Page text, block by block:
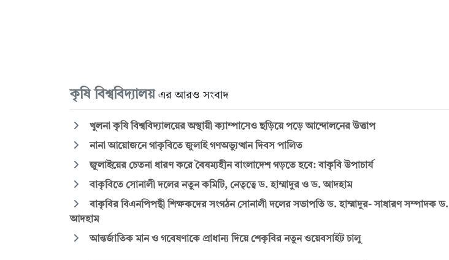
কৃষি বিশ্ববিদ্যালয় এর আরও সংবাদ
খুলনা কৃষি বিশ্ববিদ্যালয়ের অস্থায়ী ক্যাম্পাসেও ছড়িয়ে পড়ে আন্দোলনের উত্তাপ
নানা আয়োজনে গাকৃবিতে জুলাই গণঅভ্যুত্থান দিবস পালিত
জুলাইয়ের চেতনা ধারণ করে বৈষম্যহীন বাংলাদেশ গড়তে হবে: বাকৃবি উপাচার্য
বাকৃবিতে সোনালী দলের নতুন কমিটি, নেতৃত্বে ড. হাম্মাদুর ও ড. আদহাম
বাকৃবির বিএনপিপন্থী শিক্ষকদের সংগঠন সোনালী দলের সভাপতি ড. হাম্মাদুর- সাধারণ সম্পাদক ড.
আদহাম
আন্তর্জাতিক মান ও গবেষণাকে প্রাধান্য দিয়ে শেকৃবির নতুন ওয়েবসাইট চালু